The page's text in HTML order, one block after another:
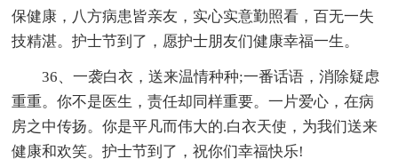
保健康，八方病患皆亲友，实心实意勤照看，百无一失
技精湛。护士节到了，愿护士朋友们健康幸福一生。
36、一袭白衣，送来温情种种;一番话语，消除疑虑
重重。你不是医生，责任却同样重要。一片爱心，在病
房之中传扬。你是平凡而伟大的.白衣天使，为我们送来
健康和欢笑。护士节到了，祝你们幸福快乐!